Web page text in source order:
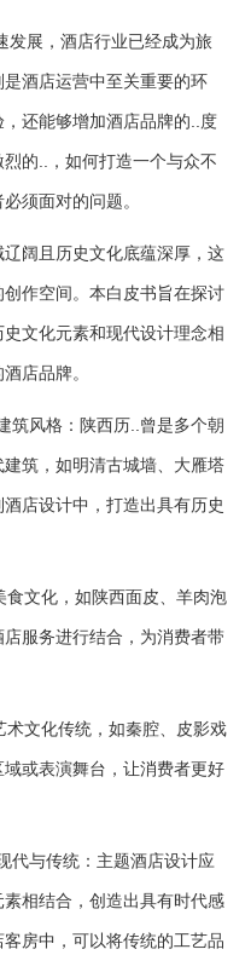
发展，酒店行业已经成为旅
酒店运营中至关重要的环
还能够增加酒店品牌的..度
的..，如何打造一个与众不
须面对的问题。
阔且历史文化底蕴深厚，这
作空间。本白皮书旨在探讨
文化元素和现代设计理念相
店品牌。
筑风格：陕西历..曾是多个朝
筑，如明清古城墙、大雁塔
店设计中，打造出具有历史
文化，如陕西面皮、羊肉泡
服务进行结合，为消费者带
文化传统，如秦腔、皮影戏
或表演舞台，让消费者更好
代与传统：主题酒店设计应
相结合，创造出具有时代感
房中，可以将传统的工艺品